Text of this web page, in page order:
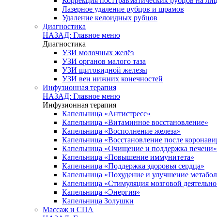
Лазерное удаление рубцов и шрамов
Удаление келоидных рубцов
Диагностика
НАЗАД: Главное меню
Диагностика
УЗИ молочных желёз
УЗИ органов малого таза
УЗИ щитовидной железы
УЗИ вен нижних конечностей
Инфузионная терапия
НАЗАД: Главное меню
Инфузионная терапия
Капельница «Антистресс»
Капельница «Витаминное восстановление»
Капельница «Восполнение железа»
Капельница «Восстановление после
Капельница «Очищение и поддержка печени»
Капельница «Повышение иммунитета»
Капельница «Поддержка здоровья сердца»
Капельница «Похудение и улучшение
Капельница «Стимуляция мозговой
Капельница «Энергия»
Капельница Золушки
Массаж и СПА